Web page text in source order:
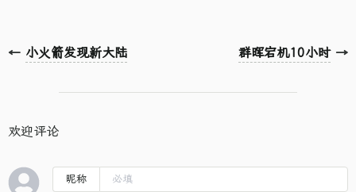
← 小火箭发现新大陆 群晖宕机10小时→
欢迎评论
昵称